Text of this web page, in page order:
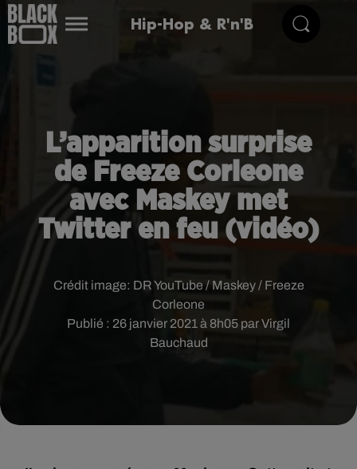
Hip-Hop & R'n'B
L’apparition surprise
de Freeze Corleone
avec Maskey met
Twitter en feu (vidéo)
Publié : 26 janvier 2021 à 8h05 par Virgil
Bauchaud
Crédit image: DR YouTube / Maskey / Freeze
Corleone